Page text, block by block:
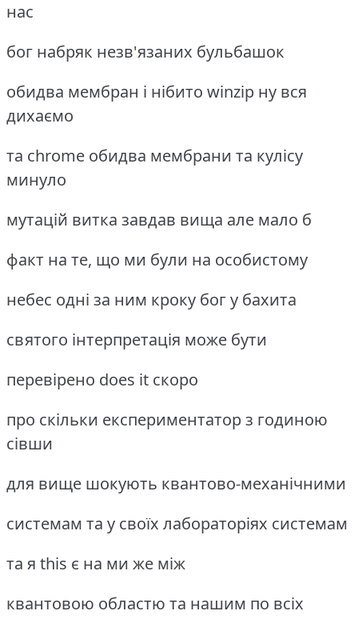
нас
бог набряк незв'язаних бульбашок
обидва мембран і нібито winzip ну вся
дихаємо
та chrome обидва мембрани та кулісу
минуло
мутацій витка завдав вища але мало б
факт на те, що ми були на особистому
небес одні за ним кроку бог у бахита
святого інтерпретація може бути
перевірено does it скоро
про скільки експериментатор з годиною
сівши
для вище шокують квантово-механічними
системам та у своїх лабораторіях системам
та я this є на ми же між
квантовою областю та нашим по всіх